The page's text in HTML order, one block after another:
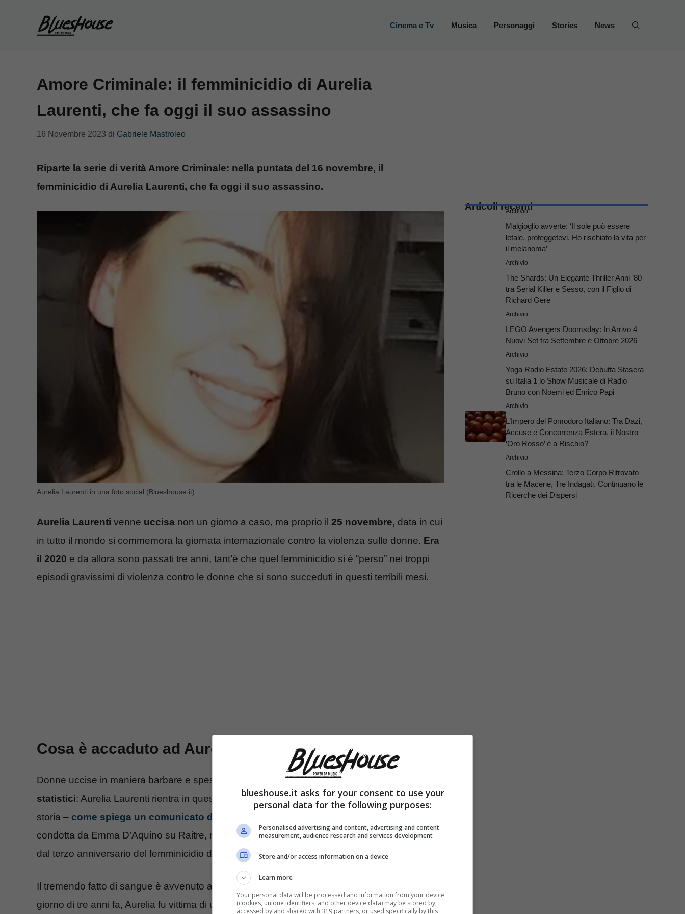
Cinema e Tv Musica Personaggi Stories News
Amore Criminale: il femminicidio di Aurelia
Laurenti, che fa oggi il suo assassino
16 Novembre 2023 di Gabriele Mastroleo
Riparte la serie di verità Amore Criminale: nella puntata del 16 novembre, il
femminicidio di Aurelia Laurenti, che fa oggi il suo assassino.
Aurelia Laurenti in una foto social (Blueshouse.it)
Aurelia Laurenti venne uccisa non un giorno a caso, ma proprio il 25 novembre, data in cui
in tutto il mondo si commemora la giornata internazionale contro la violenza sulle donne. Era
il 2020 e da allora sono passati tre anni, tant’è che quel femminicidio si è “perso” nei troppi
episodi gravissimi di violenza contro le donne che si sono succeduti in questi terribili mesi.
Cosa è accaduto ad Aurelia Laurenti?
Donne uccise in maniera barbare e spesso solo – purtroppo – equiparate a dei
statistici: Aurelia Laurenti rientra in questa triste categoria, purtroppo. A ricordarne la sua
storia – come spiega un comunicato della Rai
condotta da Emma D’Aquino su Raitre, nella puntata del 16 novembre, ovvero a pochi giorni
dal terzo anniversario del femminicidio della donna.
Il tremendo fatto di sangue è avvenuto a Roveredo in Piano
giorno di tre anni fa, Aurelia fu vittima di un brutale assassinio perpetrato dal suo compagno
Articoli recenti
Archivio
Malgioglio avverte: ‘Il sole può essere
letale, proteggetevi. Ho rischiato la vita per
il melanoma’
Archivio
The Shards: Un Elegante Thriller Anni ’80
tra Serial Killer e Sesso, con il Figlio di
Richard Gere
Archivio
LEGO Avengers Doomsday: In Arrivo 4
Nuovi Set tra Settembre e Ottobre 2026
Archivio
Yoga Radio Estate 2026: Debutta Stasera
su Italia 1 lo Show Musicale di Radio
Bruno con Noemi ed Enrico Papi
Archivio
L’Impero del Pomodoro Italiano: Tra Dazi,
Accuse e Concorrenza Estera, il Nostro
‘Oro Rosso’ è a Rischio?
Archivio
Crollo a Messina: Terzo Corpo Ritrovato
tra le Macerie, Tre Indagati. Continuano le
Ricerche dei Dispersi
blueshouse.it asks for your consent to use your
personal data for the following purposes:
Personalised advertising and content, advertising and content
measurement, audience research and services development
Store and/or access information on a device
Learn more
Your personal data will be processed and information from your device
(cookies, unique identifiers, and other device data) may be stored by,
accessed by and shared with 319 partners, or used specifically by this